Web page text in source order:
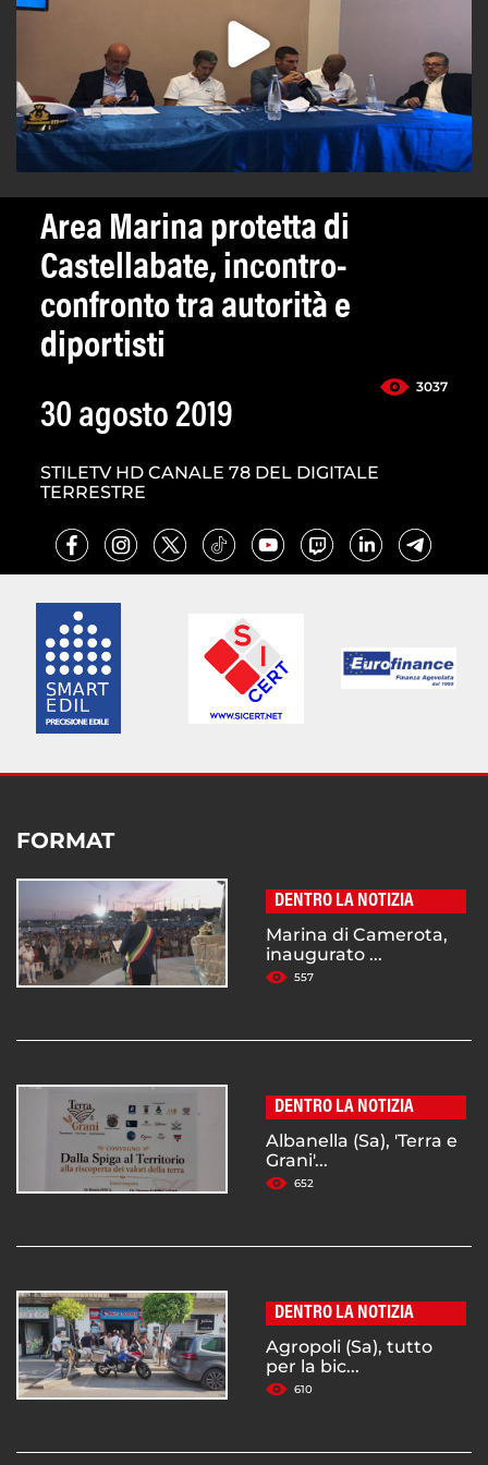
Area Marina protetta di
Castellabate, incontro-
confronto tra autorità e
diportisti
3037
30 agosto 2019
STILETV HD CANALE 78 DEL DIGITALE
TERRESTRE
FORMAT
DENTRO LA NOTIZIA
Marina di Camerota,
inaugurato ...
557
DENTRO LA NOTIZIA
Albanella (Sa), 'Terra e
Grani'...
652
DENTRO LA NOTIZIA
Agropoli (Sa), tutto
per la bic...
610